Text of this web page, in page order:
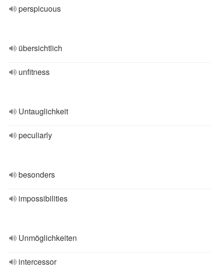
perspicuous
übersichtlich
unfitness
Untauglichkeit
peculiarly
besonders
impossibilities
Unmöglichkeiten
intercessor